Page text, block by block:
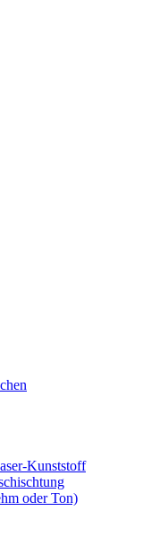
Kunststoff
oder Ton)